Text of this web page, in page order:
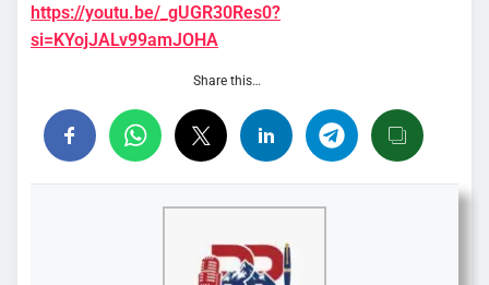
https://youtu.be/_gUGR30Res0?
si=KYojJALv99amJOHA
Share this…